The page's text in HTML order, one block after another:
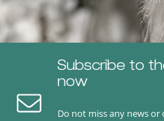
Subscribe to
now
Do not miss any news